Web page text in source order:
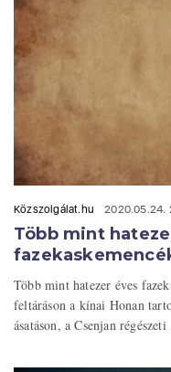
Közszolgálat.hu 2020.05.24.
Több mint
Több mint hatezer éves
feltáráson a kínai Honan
ásatáson, a Csenjan régészeti